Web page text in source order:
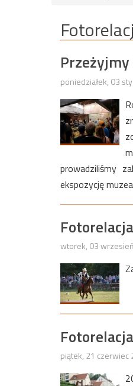
poniedziałek, 03
prowadziliśmy
ekspozycję
wtorek, 03
piątek, 21 czerwiec